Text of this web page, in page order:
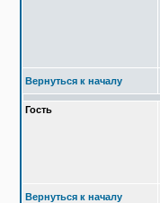
Вернуться к началу
Гость
Вернуться к началу